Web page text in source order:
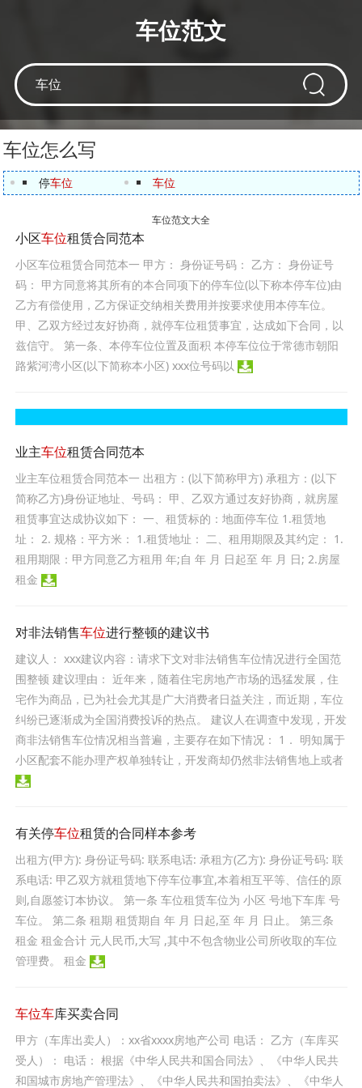
车位范文
车位怎么写
停车位 车位
车位范文大全
小区车位租赁合同范本
小区车位租赁合同范本一 甲方： 身份证号码： 乙方： 身份证号
码： 甲方同意将其所有的本合同项下的停车位(以下称本停车位)由
乙方有偿使用，乙方保证交纳相关费用并按要求使用本停车位。
甲、乙双方经过友好协商，就停车位租赁事宜，达成如下合同，以
兹信守。 第一条、本停车位位置及面积 本停车位位于常德市朝阳
路紫河湾小区(以下简称本小区) xxx位号码以
业主车位租赁合同范本
业主车位租赁合同范本一 出租方：(以下简称甲方) 承租方：(以下
简称乙方)身份证地址、号码： 甲、乙双方通过友好协商，就房屋
租赁事宜达成协议如下： 一、租赁标的：地面停车位 1.租赁地
址： 2. 规格：平方米： 1.租赁地址： 二、租用期限及其约定： 1.
租用期限：甲方同意乙方租用 年;自 年 月 日起至 年 月 日; 2.房屋
租金
对非法销售车位进行整顿的建议书
建议人： xxx建议内容：请求下文对非法销售车位情况进行全国范
围整顿 建议理由： 近年来，随着住宅房地产市场的迅猛发展，住
宅作为商品，已为社会尤其是广大消费者日益关注，而近期，车位
纠纷已逐渐成为全国消费投诉的热点。 建议人在调查中发现，开发
商非法销售车位情况相当普遍，主要存在如下情况： 1． 明知属于
小区配套不能办理产权单独转让，开发商却仍然非法销售地上或者
有关停车位租赁的合同样本参考
出租方(甲方): 身份证号码: 联系电话: 承租方(乙方): 身份证号码: 联
系电话: 甲乙双方就租赁地下停车位事宜,本着相互平等、信任的原
则,自愿签订本协议。 第一条 车位租赁车位为 小区 号地下车库 号
车位。 第二条 租期 租赁期自 年 月 日起,至 年 月 日止。 第三条
租金 租金合计 元人民币,大写 ,其中不包含物业公司所收取的车位
管理费。 租金
车位车库买卖合同
甲方（车库出卖人）：xx省xxxx房地产公司 电话： 乙方（车库买
受人）： 电话： 根据《中华人民共和国合同法》、《中华人民共
和国城市房地产管理法》、《中华人民共和国拍卖法》、《中华人